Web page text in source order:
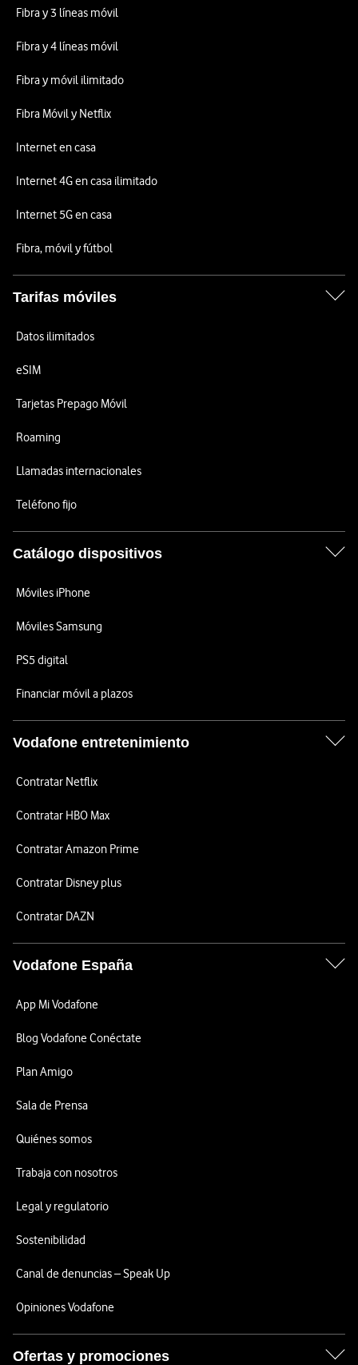
Fibra y 3 líneas móvil
Fibra y 4 líneas móvil
Fibra y móvil ilimitado
Fibra Móvil y Netflix
Internet en casa
Internet 4G en casa ilimitado
Internet 5G en casa
Fibra, móvil y fútbol
Tarifas móviles
Datos ilimitados
eSIM
Tarjetas Prepago Móvil
Roaming
Llamadas internacionales
Teléfono fijo
Catálogo dispositivos
Móviles iPhone
Móviles Samsung
PS5 digital
Financiar móvil a plazos
Vodafone entretenimiento
Contratar Netflix
Contratar HBO Max
Contratar Amazon Prime
Contratar Disney plus
Contratar DAZN
Vodafone España
App Mi Vodafone
Blog Vodafone Conéctate
Plan Amigo
Sala de Prensa
Quiénes somos
Trabaja con nosotros
Legal y regulatorio
Sostenibilidad
Canal de denuncias – Speak Up
Opiniones Vodafone
Ofertas y promociones